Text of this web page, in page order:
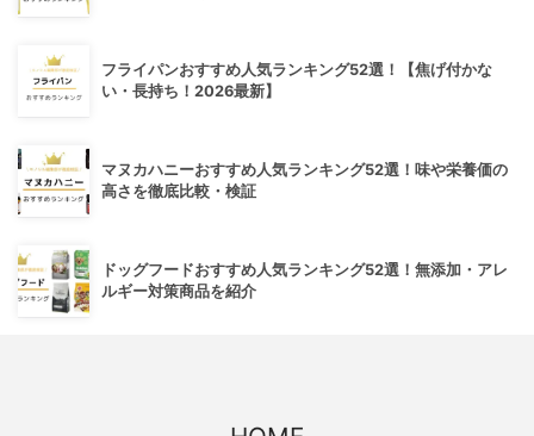
フライパンおすすめ人気ランキング52選！【焦げ付かな
い・長持ち！2026最新】
マヌカハニーおすすめ人気ランキング52選！味や栄養価の
高さを徹底比較・検証
ドッグフードおすすめ人気ランキング52選！無添加・アレ
ルギー対策商品を紹介